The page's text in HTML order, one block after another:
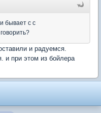
бывает с с
и радуемся.
и при этом из бойлера